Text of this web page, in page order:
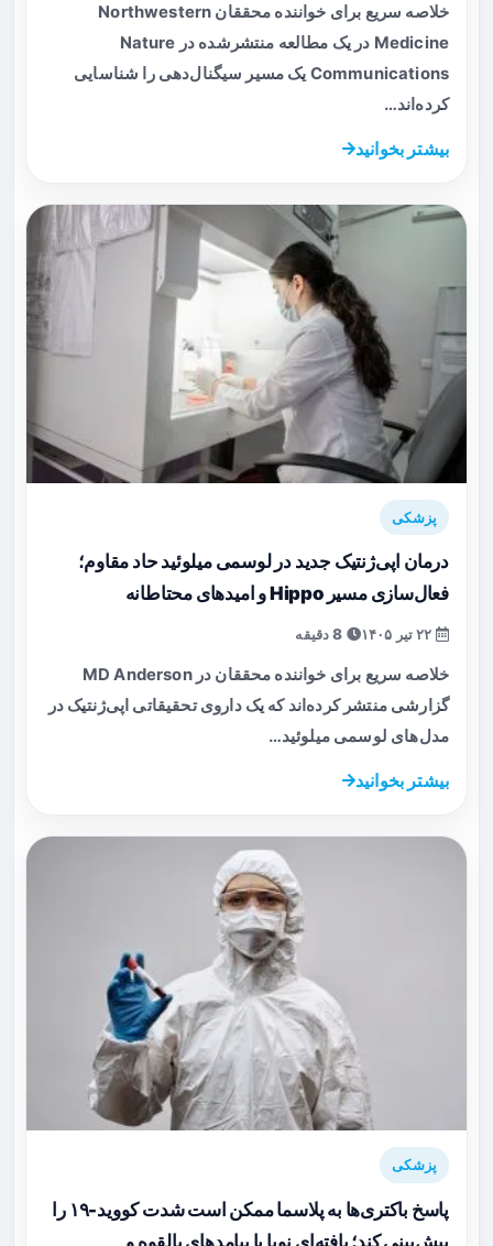
خلاصه سریع برای خواننده محققان Northwestern
Medicine در یک مطالعه منتشرشده در Nature
Communications یک مسیر سیگنال‌دهی را شناسایی
کرده‌اند…
بیشتر بخوانید
پزشکی
درمان اپی‌ژنتیک جدید در لوسمی میلوئید حاد مقاوم؛
فعال‌سازی مسیر Hippo و امیدهای محتاطانه
خلاصه سریع برای خواننده محققان در MD Anderson
گزارشی منتشر کرده‌اند که یک داروی تحقیقاتی اپی‌ژنتیک در
مدل‌های لوسمی میلوئید…
بیشتر بخوانید
پزشکی
پاسخ باکتری‌ها به پلاسما ممکن است شدت کووید-۱۹ را
پیش‌بینی کند؛ یافته‌ای نوپا با پیامدهای بالقوه و